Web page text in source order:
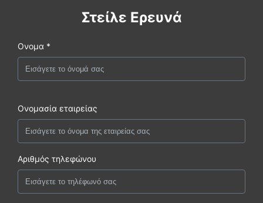
Στείλε Ερευνά
Ονομα *
Ονομασία εταιρείας
Αριθμός τηλεφώνου